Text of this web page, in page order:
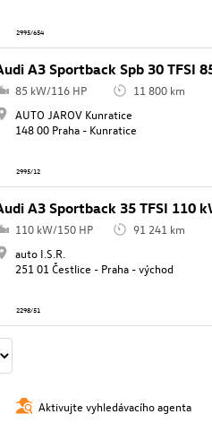
2995/654
A3 Sportback Spb 30 TFSI
85 kW/116 HP 11 800 km
AUTO JAROV Kunratice
148 00 Praha - Kunratice
2995/12
A3 Sportback 35 TFSI 110
110 kW/150 HP 91 241 km
auto I.S.R.
251 01 Čestlice - Praha - východ
2298/51
Aktivujte vyhledávacího agenta